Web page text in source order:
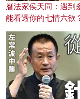
曆法家侯天同：遇到
能看透你的七情六欲